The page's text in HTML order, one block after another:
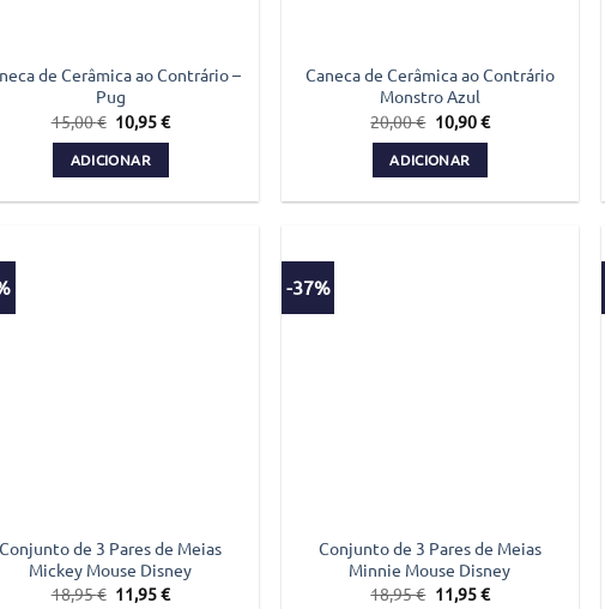
de Cerâmica ao Contrário –
Pug
15,00€ O
preço
original
era:
10,95€O
ADICIONAR
Caneca de Cerâmica ao Contrário
Monstro Azul
20,00€ O
preço
original
era:
10,90€O
ADICIONAR
Conjunto de 3 Pares de Meias
Mickey Mouse Disney
18,95€ O
11,95€O
-37%
Conjunto de 3 Pares de Meias
Minnie Mouse Disney
18,95€ O
11,95€O